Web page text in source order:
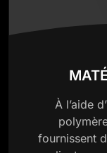
À l’aide
fournissent